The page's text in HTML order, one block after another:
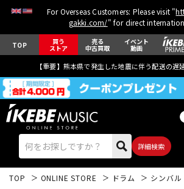
For Overseas Customers: Please visit "
gakki.com/" for direct
TOP 買う
ストア
売る
中古買取
イベント
動画
【重要】熊本県で発生した地震に伴う配送の遅
詳細検索
TOP ONLINE STORE ドラム シンバル